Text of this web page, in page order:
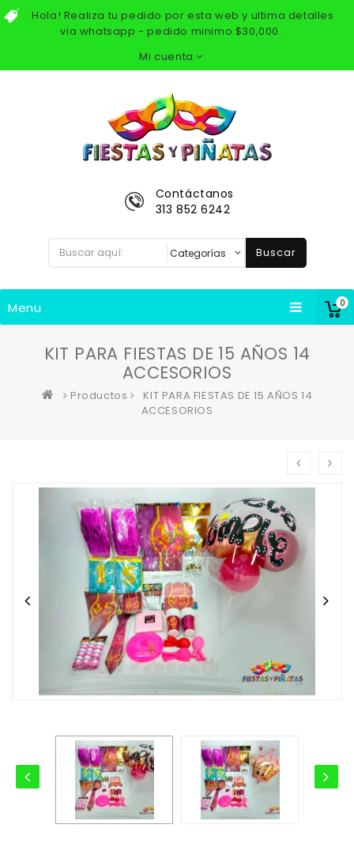
Hola! Realiza tu pedido por esta web y ultima detalles
via whatsapp - pedido minimo $30,000.
Mi cuenta
0
Contáctanos
313 852 6242
Buscar
Menu
KIT PARA FIESTAS DE 15 AÑOS 14
ACCESORIOS
Productos
KIT PARA FIESTAS DE 15 AÑOS 14
ACCESORIOS